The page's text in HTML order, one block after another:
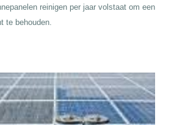
reinigen per jaar volstaat om een
te behouden.